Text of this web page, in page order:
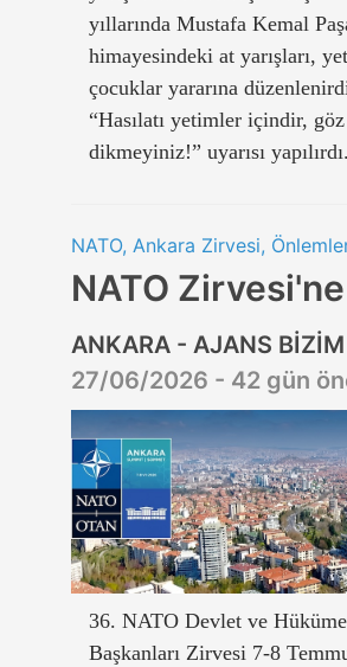
yıllarında Mustafa Kemal
himayesindeki at yarışları,
çocuklar yararına
“Hasılatı yetimler içindir, göz
dikmeyiniz!” uyarısı yapılırdı.
NATO, Ankara Zirvesi,
NATO
ANKARA - AJANS BİZİM
27/06/2026 - 42 gün
36. NATO Devlet ve
Başkanları Zirvesi 7-8